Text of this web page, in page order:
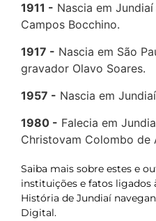
1911
Nascia em
Campos Bocchino.
1917
Nascia em São
gravador Olavo Soares.
1957
Nascia em
1980
Falecia em
Christovam Colombo de
Saiba mais sobre estes e
instituições e fatos ligados
História de Jundiaí
Digital.